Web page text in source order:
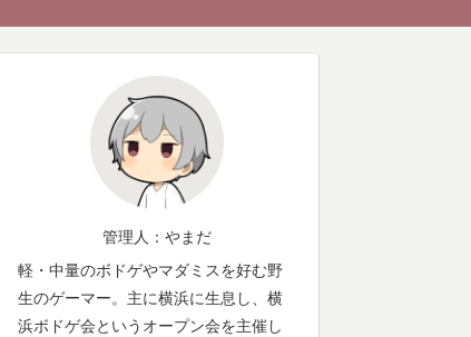
管理人：やまだ
軽・中量のボドゲやマダミスを好む野
生のゲーマー。主に横浜に生息し、横
浜ボドゲ会というオープン会を主催し